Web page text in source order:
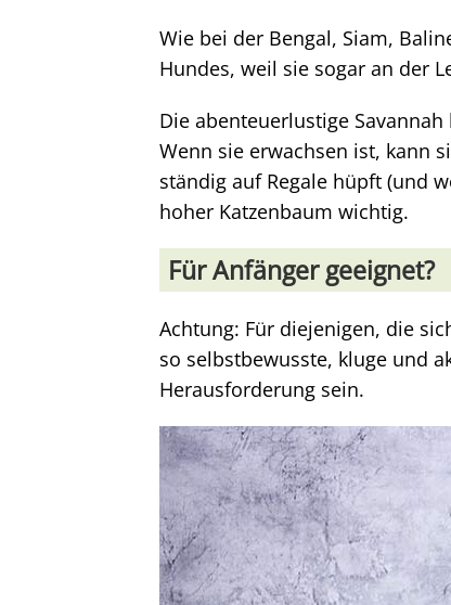
Wie bei der Bengal, Siam,
Hundes, weil sie sogar an der
Die abenteuerlustige
Wenn sie erwachsen ist, kann
ständig auf Regale hüpft (und
hoher Katzenbaum wichtig.
Für Anfänger geeignet?
Achtung: Für diejenigen, die
so selbstbewusste, kluge und
Herausforderung sein.